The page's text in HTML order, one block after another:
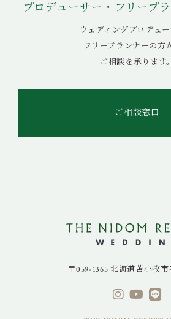
プロデューサー・フリープ
ウェディングプロデュー
フリープランナーの方
ご相談を承ります。
ご相談窓口
〒059-1365 北海道苫小牧